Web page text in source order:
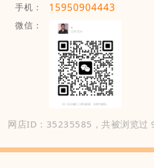
手机： 15950904443
微信：
网店ID：35235585，共被浏览过